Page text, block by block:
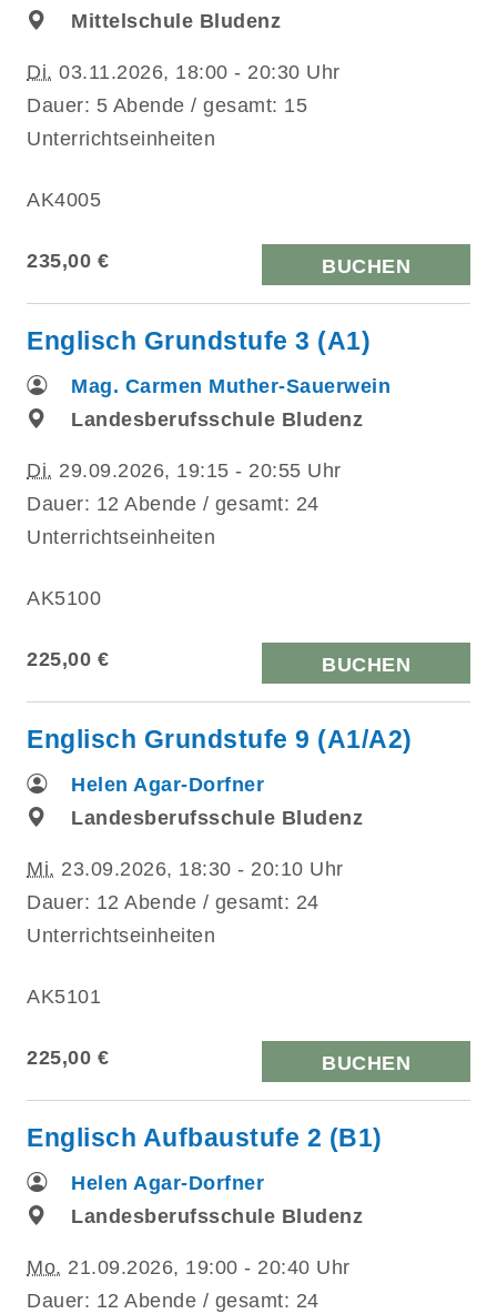
Mittelschule Bludenz
Di. 03.11.2026, 18:00 - 20:30 Uhr
Dauer: 5 Abende / gesamt: 15
Unterrichtseinheiten
AK4005
235,00 € BUCHEN
Englisch Grundstufe 3 (A1)
Mag. Carmen Muther-Sauerwein
Landesberufsschule Bludenz
Di. 29.09.2026, 19:15 - 20:55 Uhr
Dauer: 12 Abende / gesamt: 24
Unterrichtseinheiten
AK5100
225,00 € BUCHEN
Englisch Grundstufe 9 (A1/A2)
Helen Agar-Dorfner
Landesberufsschule Bludenz
Mi. 23.09.2026, 18:30 - 20:10 Uhr
Dauer: 12 Abende / gesamt: 24
Unterrichtseinheiten
AK5101
225,00 € BUCHEN
Englisch Aufbaustufe 2 (B1)
Helen Agar-Dorfner
Landesberufsschule Bludenz
Mo. 21.09.2026, 19:00 - 20:40 Uhr
Dauer: 12 Abende / gesamt: 24